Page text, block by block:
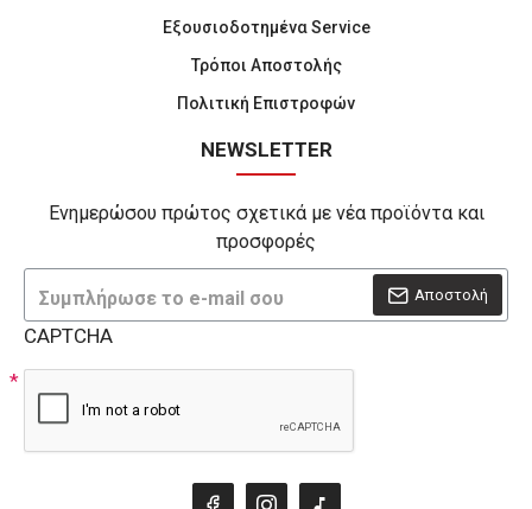
Εξουσιοδοτημένα Service
Τρόποι Αποστολής
Πολιτική Επιστροφών
NEWSLETTER
Ενημερώσου πρώτος σχετικά με νέα προϊόντα και
προσφορές
Αποστολή
CAPTCHA